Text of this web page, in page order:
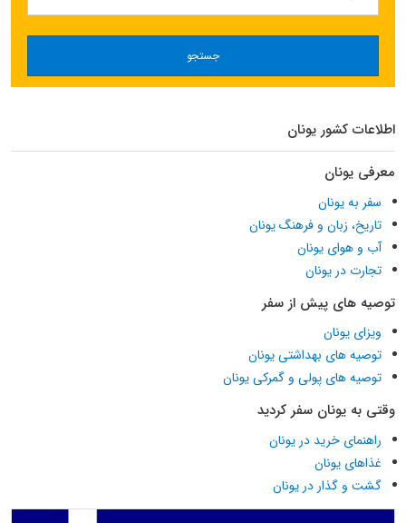
جستجو
اطلاعات کشور یونان
معرفی یونان
سفر به یونان
تاریخ، زبان و فرهنگ یونان
آب و هوای یونان
تجارت در یونان
توصیه های پیش از سفر
ویزای یونان
توصیه های بهداشتی یونان
توصیه های پولی و گمرکی یونان
وقتی به یونان سفر کردید
راهنمای خرید در یونان
غذاهای یونان
گشت و گذار در یونان